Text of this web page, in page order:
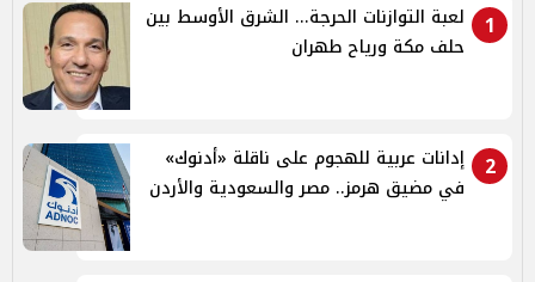
1
لعبة التوازنات الحرجة... الشرق الأوسط بين
حلف مكة ورياح طهران
2
إدانات عربية للهجوم على ناقلة «أدنوك»
في مضيق هرمز.. مصر والسعودية والأردن